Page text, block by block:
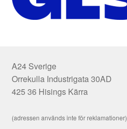
A24 Sverige
Orrekulla Industrigata 30AD
425 36 Hisings Kärra
(adressen används inte för reklamationer)